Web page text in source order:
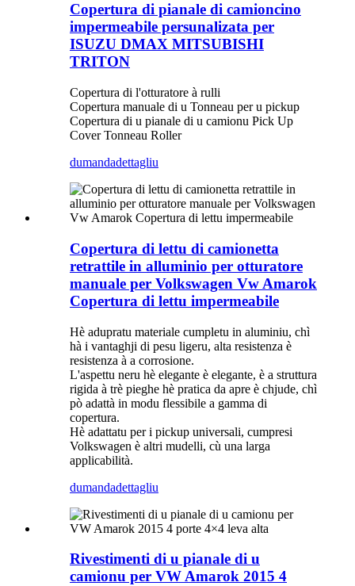
Copertura di pianale di camioncino
impermeabile persunalizata per
ISUZU DMAX MITSUBISHI
TRITON
Copertura di l'otturatore à rulli
Copertura manuale di u Tonneau per u pickup
Copertura di u pianale di u camionu Pick Up
Cover Tonneau Roller
dumandadettagliu
Copertura di lettu di camionetta
retrattile in alluminio per otturatore
manuale per Volkswagen Vw Amarok
Copertura di lettu impermeabile
Hè adupratu materiale cumpletu in aluminiu, chì
hà i vantaghji di pesu ligeru, alta resistenza è
resistenza à a corrosione.
L'aspettu neru hè elegante è elegante, è a struttura
rigida à trè pieghe hè pratica da apre è chjude, chì
pò adattà in modu flessibile a gamma di
copertura.
Hè adattatu per i pickup universali, cumpresi
Volkswagen è altri mudelli, cù una larga
applicabilità.
dumandadettagliu
Rivestimenti di u pianale di u
camionu per VW Amarok 2015 4